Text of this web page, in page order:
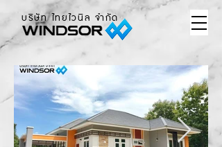
บริษัท ไทยไวนิล จำกัด